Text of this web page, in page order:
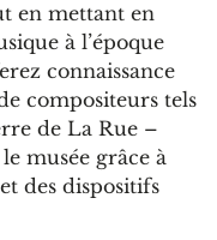
en mettant en
à l’époque
connaissance
compositeurs tels
de La Rue –
musée grâce à
des dispositifs